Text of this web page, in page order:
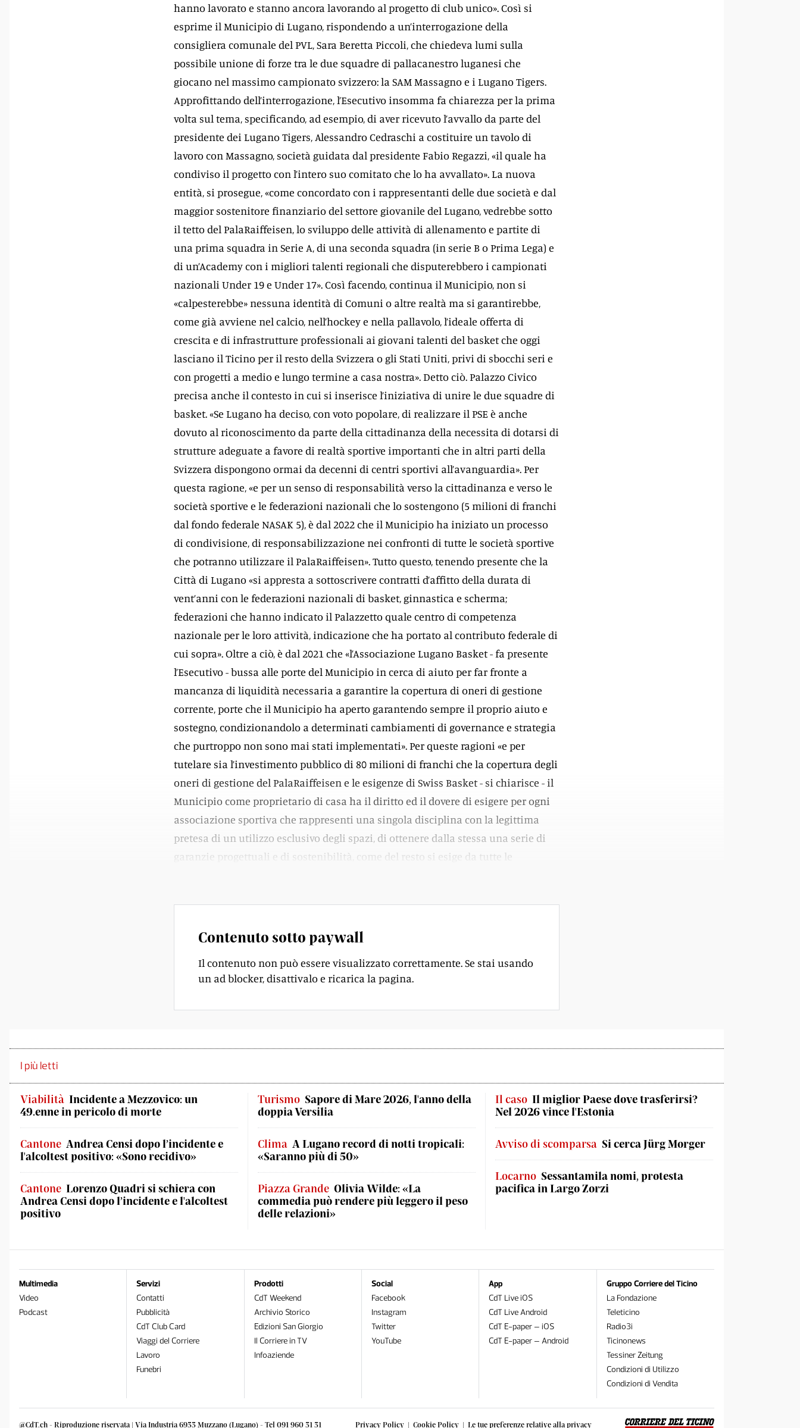
hanno lavorato e stanno ancora lavorando al progetto di club unico». Così si
esprime il Municipio di Lugano, rispondendo a un’interrogazione della
consigliera comunale del PVL, Sara Beretta Piccoli, che chiedeva lumi sulla
possibile unione di forze tra le due squadre di pallacanestro luganesi che
giocano nel massimo campionato svizzero: la SAM Massagno e i Lugano Tigers.
Approfittando dell’interrogazione, l’Esecutivo insomma fa chiarezza per la prima
volta sul tema, specificando, ad esempio, di aver ricevuto l’avvallo da parte del
presidente dei Lugano Tigers, Alessandro Cedraschi a costituire un tavolo di
lavoro con Massagno, società guidata dal presidente Fabio Regazzi, «il quale ha
condiviso il progetto con l’intero suo comitato che lo ha avvallato». La nuova
entità, si prosegue, «come concordato con i rappresentanti delle due società e dal
maggior sostenitore finanziario del settore giovanile del Lugano, vedrebbe sotto
il tetto del PalaRaiffeisen, lo sviluppo delle attività di allenamento e partite di
una prima squadra in Serie A, di una seconda squadra (in serie B o Prima Lega) e
di un’Academy con i migliori talenti regionali che disputerebbero i campionati
nazionali Under 19 e Under 17». Così facendo, continua il Municipio, non si
«calpesterebbe» nessuna identità di Comuni o altre realtà ma si garantirebbe,
come già avviene nel calcio, nell’hockey e nella pallavolo, l’ideale offerta di
crescita e di infrastrutture professionali ai giovani talenti del basket che oggi
lasciano il Ticino per il resto della Svizzera o gli Stati Uniti, privi di sbocchi seri e
con progetti a medio e lungo termine a casa nostra». Detto ciò. Palazzo Civico
precisa anche il contesto in cui si inserisce l’iniziativa di unire le due squadre di
basket. «Se Lugano ha deciso, con voto popolare, di realizzare il PSE è anche
dovuto al riconoscimento da parte della cittadinanza della necessita di dotarsi di
strutture adeguate a favore di realtà sportive importanti che in altri parti della
Svizzera dispongono ormai da decenni di centri sportivi all’avanguardia». Per
questa ragione, «e per un senso di responsabilità verso la cittadinanza e verso le
società sportive e le federazioni nazionali che lo sostengono (5 milioni di franchi
dal fondo federale NASAK 5), è dal 2022 che il Municipio ha iniziato un processo
di condivisione, di responsabilizzazione nei confronti di tutte le società sportive
che potranno utilizzare il PalaRaiffeisen». Tutto questo, tenendo presente che la
Città di Lugano «si appresta a sottoscrivere contratti d’affitto della durata di
vent’anni con le federazioni nazionali di basket, ginnastica e scherma;
federazioni che hanno indicato il Palazzetto quale centro di competenza
nazionale per le loro attività, indicazione che ha portato al contributo federale di
cui sopra». Oltre a ciò, è dal 2021 che «l’Associazione Lugano Basket - fa presente
l’Esecutivo - bussa alle porte del Municipio in cerca di aiuto per far fronte a
mancanza di liquidità necessaria a garantire la copertura di oneri di gestione
corrente, porte che il Municipio ha aperto garantendo sempre il proprio aiuto e
sostegno, condizionandolo a determinati cambiamenti di governance e strategia
che purtroppo non sono mai stati implementati». Per queste ragioni «e per
tutelare sia l’investimento pubblico di 80 milioni di franchi che la copertura degli
oneri di gestione del PalaRaiffeisen e le esigenze di Swiss Basket - si chiarisce - il
Municipio come proprietario di casa ha il diritto ed il dovere di esigere per ogni
associazione sportiva che rappresenti una singola disciplina con la legittima
pretesa di un utilizzo esclusivo degli spazi, di ottenere dalla stessa una serie di
garanzie progettuali e di sostenibilità, come del resto si esige da tutte le
Contenuto sotto paywall
Il contenuto non può essere visualizzato correttamente. Se stai usando
un ad blocker, disattivalo e ricarica la pagina.
I più letti
Viabilità Incidente a Mezzovico: un
49.enne in pericolo di morte
Cantone Andrea Censi dopo l’incidente e
l'alcoltest positivo: «Sono recidivo»
Cantone Lorenzo Quadri si schiera con
Andrea Censi dopo l’incidente e l'alcoltest
positivo
Turismo Sapore di Mare 2026, l'anno della
doppia Versilia
Clima A Lugano record di notti tropicali:
«Saranno più di 50»
Piazza Grande Olivia Wilde: «La
commedia può rendere più leggero il peso
delle relazioni»
Il caso Il miglior Paese dove trasferirsi?
Nel 2026 vince l'Estonia
Avviso di scomparsa Si cerca Jürg Morger
Locarno Sessantamila nomi, protesta
pacifica in Largo Zorzi
@CdT.ch - Riproduzione riservata | Via Industria 6933 Muzzano (Lugano) - Tel 091 960 31 31 Privacy Policy| Cookie Policy| Le tue preferenze relative alla privacy
Multimedia
Video
Podcast
Servizi
Contatti
Pubblicità
CdT Club Card
Viaggi del Corriere
Lavoro
Funebri
Prodotti
CdT Weekend
Archivio Storico
Edizioni San Giorgio
Il Corriere in TV
Infoaziende
Social
Facebook
Instagram
Twitter
YouTube
App
CdT Live iOS
CdT Live Android
CdT E-paper – iOS
CdT E-paper – Android
Gruppo Corriere del Ticino
La Fondazione
Teleticino
Radio3i
Ticinonews
Tessiner Zeitung
Condizioni di Utilizzo
Condizioni di Vendita